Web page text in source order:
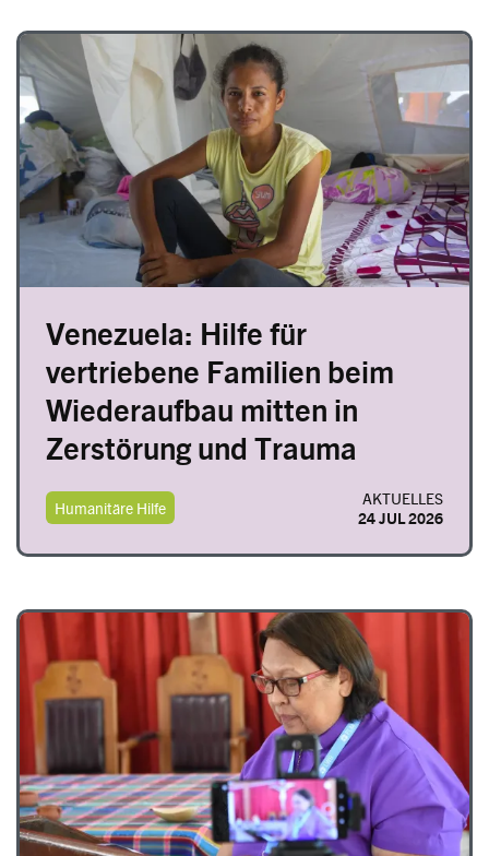
Image
Venezuela: Hilfe für
vertriebene Familien beim
Wiederaufbau mitten in
Zerstörung und Trauma
Humanitäre Hilfe
AKTUELLES
24 JUL 2026
Image